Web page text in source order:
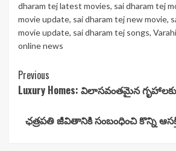
dharam tej latest movies, sai dharam tej
movie update, sai dharam tej new movie,
movie update, sai dharam tej songs,
online news
Continue
Reading
Previous
Luxury Homes: విలాసవంతమైన
ఛత్రపతి జీవితానికి సంబంధించి కొన్ని